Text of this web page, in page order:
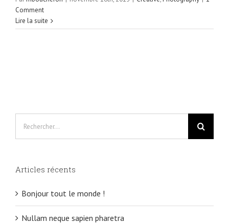
Comment
Lire la suite
Articles récents
Bonjour tout le monde !
Nullam neque sapien pharetra